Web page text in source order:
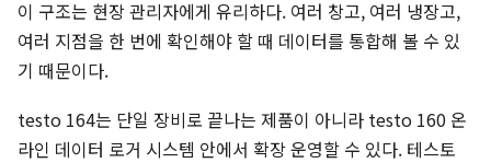
이 구조는 현장 관리자에게 유리하다. 여러 창고, 여러 냉장고,
여러 지점을 한 번에 확인해야 할 때 데이터를 통합해 볼 수 있
기 때문이다.
testo 164는 단일 장비로 끝나는 제품이 아니라 testo 160 온
라인 데이터 로거 시스템 안에서 확장 운영할 수 있다. 테스토